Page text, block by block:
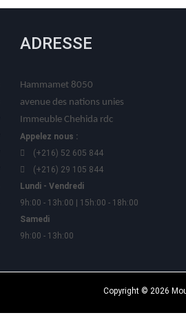
ADRESSE
Hammamet 8050
avenue des nations unies
Immeuble Chehida rdc
Appelez nous :
(+216) 52 605 844
(+216) 29 105 844
Lundi - Vendredi
9h:00 - 13h:00 | 15h:00 - 18h:00
Samedi
9h:00 - 13h:00
Copyright © 2026